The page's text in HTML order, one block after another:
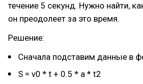
течение 5 секунд. Нужно найти,
он преодолеет за это время.
Решение:
Сначала подставим данные в
S = v0 * t + 0.5 * a * t2